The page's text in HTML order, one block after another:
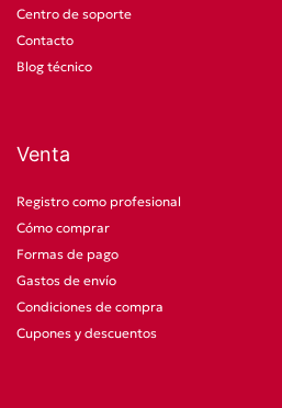
Centro de soporte
Contacto
Blog técnico
Venta
Registro como profesional
Cómo comprar
Formas de pago
Gastos de envío
Condiciones de compra
Cupones y descuentos